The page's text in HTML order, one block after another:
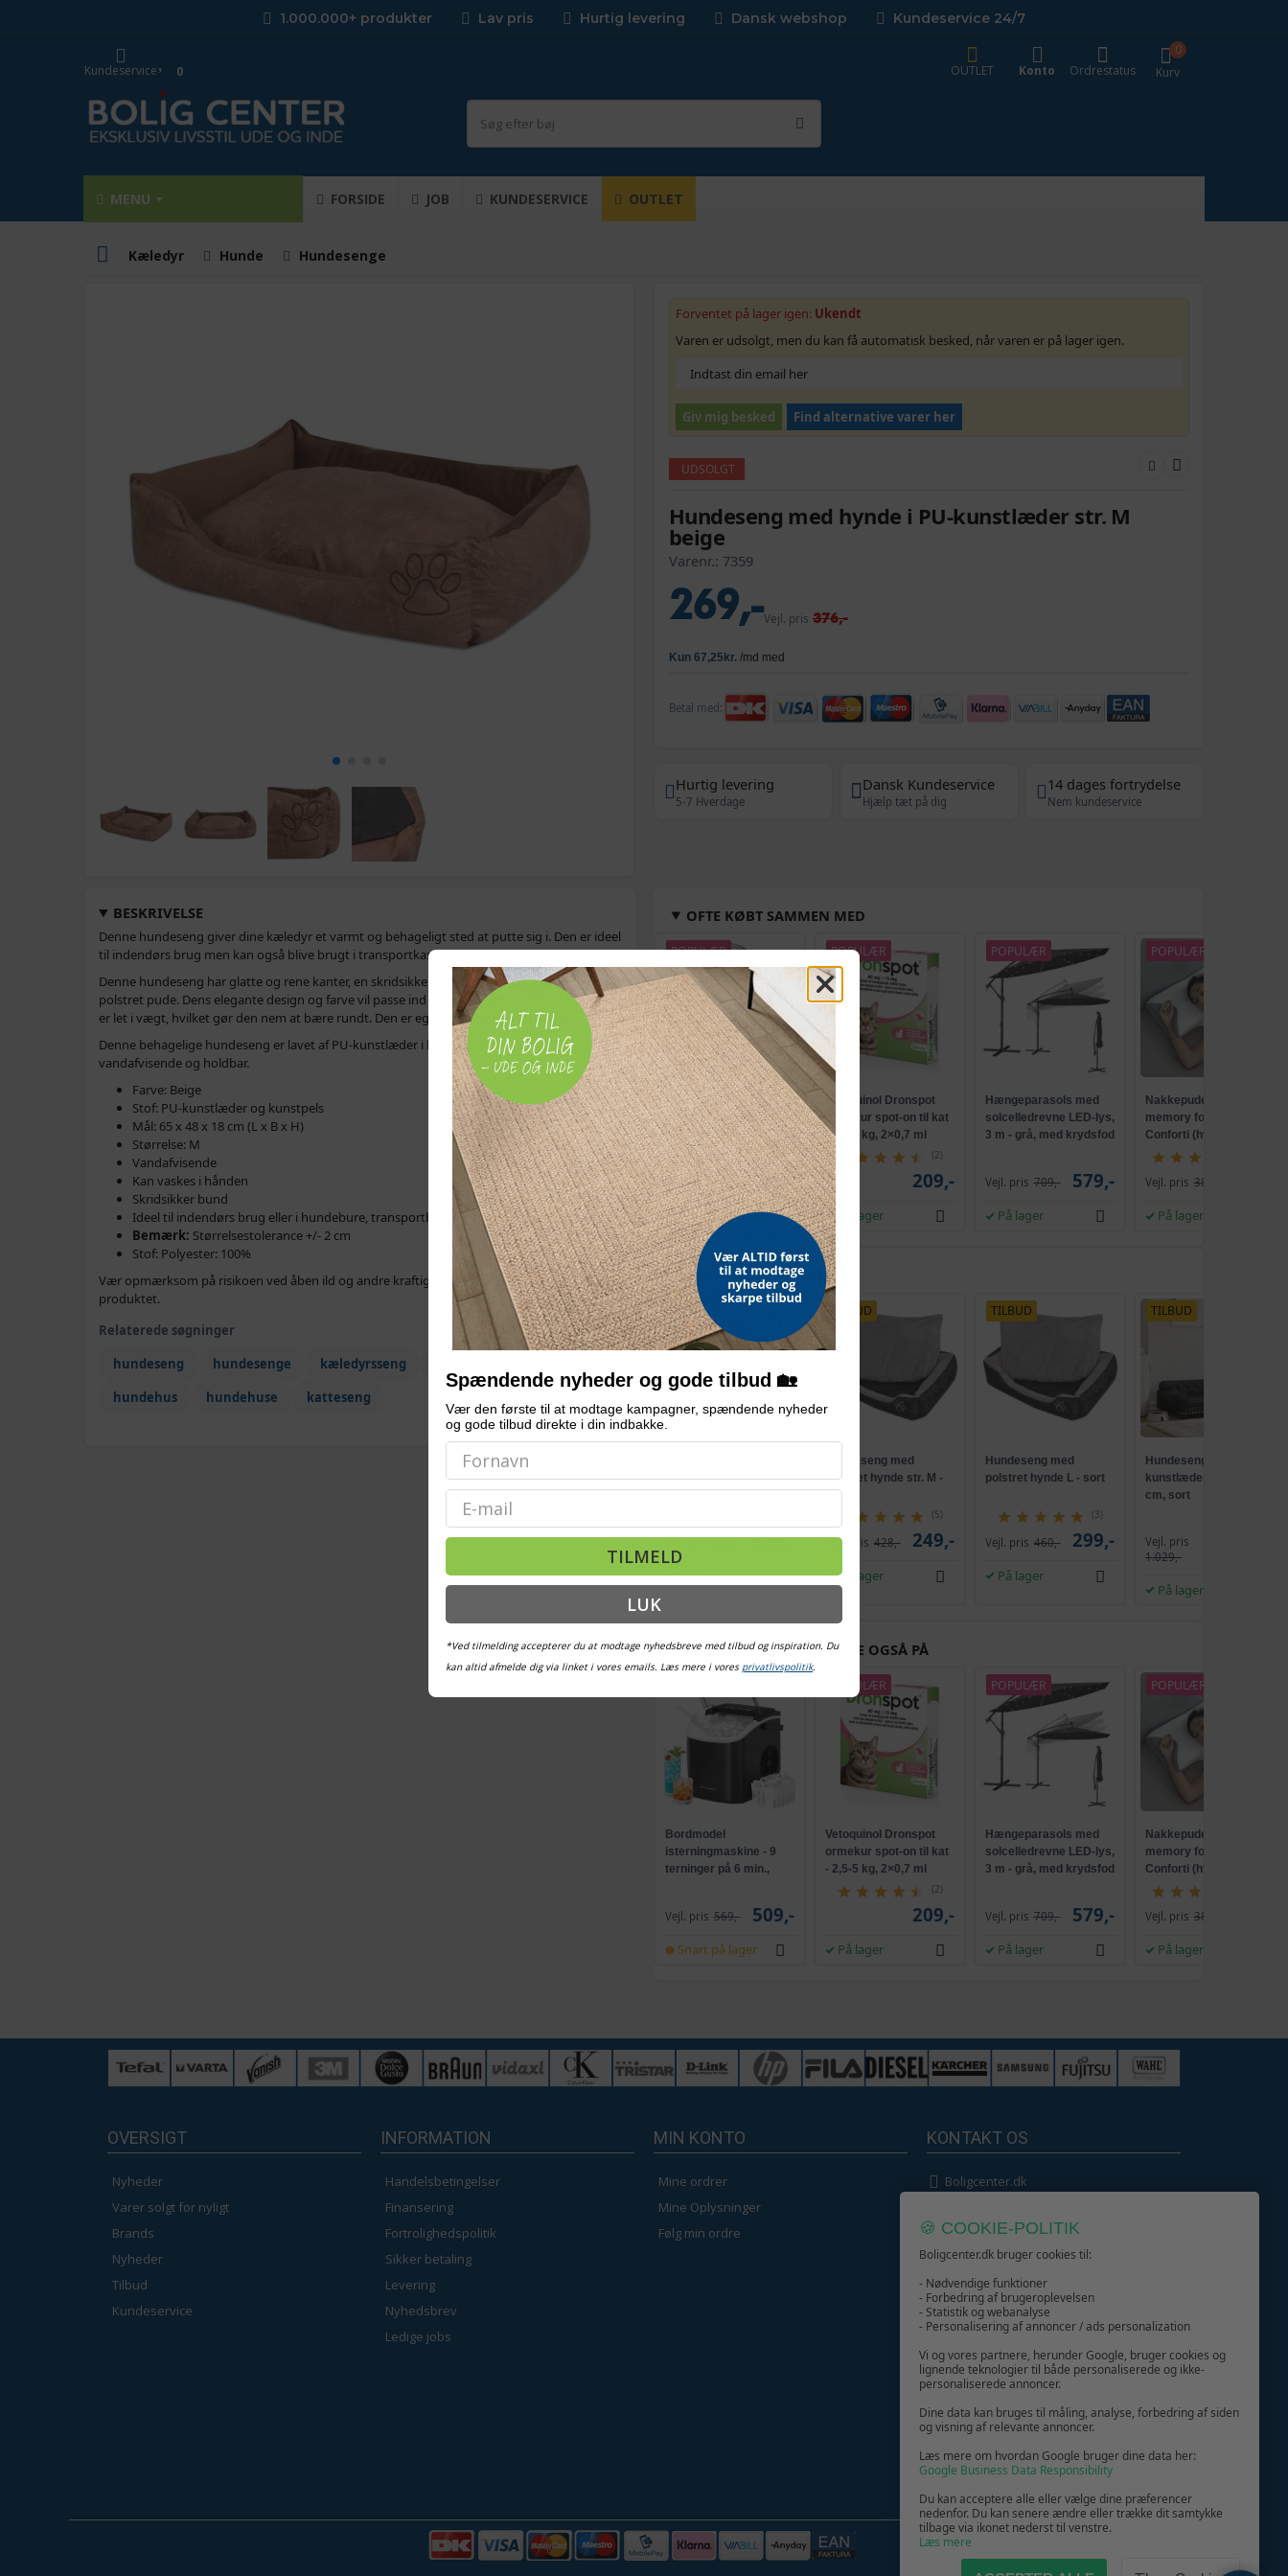
1.000.000+ produkter Lav pris Hurtig levering Dansk webshop Kundeservice 24/7
Kurv
0
OUTLET
Konto Ordrestatus
Kundeservice 0
MENU FORSIDE JOB KUNDESERVICE OUTLET
Kæledyr Hunde Hundesenge
Forventet på lager igen: Ukendt
Varen er udsolgt, men du kan få automatisk besked, når varen er på lager igen.
Giv mig besked Find alternative varer her
UDSOLGT
Hundeseng med hynde i PU-kunstlæder str. M
beige
Varenr.: 7359
269,-Vejl. pris 376,-
Betal med:
Hurtig levering
5-7 Hverdage
Dansk Kundeservice
Hjælp tæt på dig
14 dages fortrydelse
Nem kundeservice
BESKRIVELSE
Denne hundeseng giver dine kæledyr et varmt og behageligt sted at putte sig i. Den er ideel
til indendørs brug men kan også blive brugt i transportkasser og hundehuse.
Denne hundeseng har glatte og rene kanter, en skridsikker bund, støttende sider og en tyk,
polstret pude. Dens elegante design og farve vil passe ind i ethvert hjem. Denne hundeseng
er let i vægt, hvilket gør den nem at bære rundt. Den er egnet til hunde samt katte.
Denne behagelige hundeseng er lavet af PU-kunstlæder i høj kvalitet, hvilket gør den blød,
vandafvisende og holdbar.
Farve: Beige
Stof: PU-kunstlæder og kunstpels
Mål: 65 x 48 x 18 cm (L x B x H)
Størrelse: M
Vandafvisende
Kan vaskes i hånden
Skridsikker bund
Ideel til indendørs brug eller i hundebure, transportbure og hundehuse
Bemærk: Størrelsestolerance +/- 2 cm
Stof: Polyester: 100%
Vær opmærksom på risikoen ved åben ild og andre kraftige varmekilder i nærheden af
produktet.
Relaterede søgninger
hundeseng
hundesenge kæledyrsseng
hundehus
hundehuse katteseng
OFTE KØBT SAMMEN MED
POPULÆR
Bordmodel
isterningmaskine - 9
terninger på 6 min.,
selvrensende, sort
Vejl. pris 569,- 509,-
Snart på lager
POPULÆR
Vetoquinol Dronspot
ormekur spot-on til kat
- 2,5-5 kg, 2×0,7 ml
(2)
209,-
På lager
POPULÆR
Hængeparasols med
solcelledrevne LED-lys,
3 m - grå, med krydsfod
Vejl. pris 709,- 579,-
På lager
POPULÆR
Nakkepude med
memory foam -
Conforti (hvid/grå)
Vejl. pris 386,-
På lager
ALTERNATIVE VARER
TILBUD
cm - plys og
kunstlæder, sort
Vejl. pris 888,- 629,-
På lager
TILBUD
Hundeseng med
polstret hynde str. M -
sort
(5)
Vejl. pris 428,- 249,-
På lager
TILBUD
Hundeseng med
polstret hynde L - sort
(3)
Vejl. pris 460,- 299,-
På lager
TILBUD
Hundeseng i
kunstlæder - 90×53×30
cm, sort
Vejl. pris
1.029,-
På lager
ANDRE KUNDER KIGGEDE OGSÅ PÅ
Bordmodel
isterningmaskine - 9
terninger på 6 min.,
Vejl. pris 569,- 509,-
Snart på lager
POPULÆR
Vetoquinol Dronspot
ormekur spot-on til kat
- 2,5-5 kg, 2×0,7 ml
(2)
209,-
På lager
POPULÆR
Hængeparasols med
solcelledrevne LED-lys,
3 m - grå, med krydsfod
Vejl. pris 709,- 579,-
På lager
POPULÆR
Nakkepude med
memory foam -
Conforti (hvid/grå)
Vejl. pris 386,-
På lager
OVERSIGT
Nyheder
Varer solgt for nyligt
Brands
Nyheder
Tilbud
Kundeservice
INFORMATION
Handelsbetingelser
Finansering
Fortrolighedspolitik
Sikker betaling
Levering
Nyhedsbrev
Ledige jobs
MIN KONTO
Mine ordrer
Mine Oplysninger
Følg min ordre
KONTAKT OS
Boligcenter.dk
GIV GLÆDE MED ET GAVEKORT!
🍪 COOKIE-POLITIK
Boligcenter.dk bruger cookies til:
- Nødvendige funktioner
- Forbedring af brugeroplevelsen
- Statistik og webanalyse
- Personalisering af annoncer / ads personalization
Vi og vores partnere, herunder Google, bruger cookies og
lignende teknologier til både personaliserede og ikke-
personaliserede annoncer.
Dine data kan bruges til måling, analyse, forbedring af siden
og visning af relevante annoncer.
Læs mere om hvordan Google bruger dine data her:
Google Business Data Responsibility
Du kan acceptere alle eller vælge dine præferencer
nedenfor. Du kan senere ændre eller trække dit samtykke
tilbage via ikonet nederst til venstre.
Læs mere
Spændende nyheder og gode tilbud 🏡
Vær den første til at modtage kampagner, spændende nyheder
og gode tilbud direkte i din indbakke.
Email
TILMELD
LUK
*Ved tilmelding accepterer du at modtage nyhedsbreve med tilbud og inspiration. Du
kan altid afmelde dig via linket i vores emails. Læs mere i vores privatlivspolitik.